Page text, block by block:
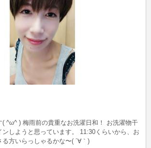
( ^ω^ ) 梅雨前の貴重なお洗濯日和！ お洗濯物干
ンしようと思っています。 11:30くらいから、お
る方いらっしゃるかな〜( ´∀｀)